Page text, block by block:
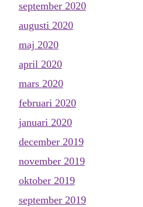
september 2020
augusti 2020
maj 2020
april 2020
mars 2020
februari 2020
januari 2020
december 2019
november 2019
oktober 2019
september 2019